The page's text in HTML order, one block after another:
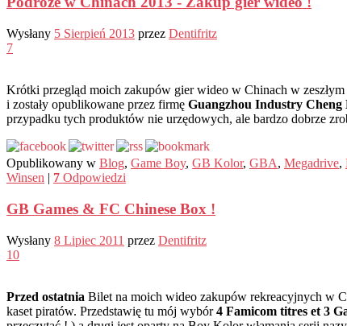
Wysłany 5 Sierpień 2013 przez Dentifritz
7
Krótki przegląd moich zakupów gier wideo w Chinach w
i zostały opublikowane przez firmę Guangzhou Industry
przypadku tych produktów nie urzędowych, ale bardzo dobrze
Opublikowany w Blog, Game Boy, GB Kolor, GBA, Megadrive,
Winsen | 7 Odpowiedzi
GB Games & FC Chinese Box !
Wysłany 8 Lipiec 2011 przez Dentifritz
10
Przed ostatnia Bilet na moich wideo zakupów rekreacyjnych w
kaset piratów. Przedstawię tu mój wybór4 Famicom titres et 3